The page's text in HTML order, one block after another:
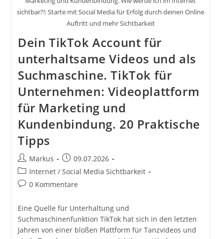
sichtbar?!: Starte mit Social Media für Erfolg durch deinen Online
Auftritt und mehr Sichtbarkeit
Dein TikTok Account für
unterhaltsame Videos und als
Suchmaschine. TikTok für
Unternehmen: Videoplattform
für Marketing und
Kundenbindung. 20 Praktische
Tipps
Beitrags-
Autor:
Markus
Beitrag
veröffentlicht:
09.07.2026
Beitrags-
Kategorie:
Internet / Social Media Sichtbarkeit
Beitrags-
0 Kommentare
Eine Quelle für Unterhaltung und
Suchmaschinenfunktion TikTok hat sich in den letzten
Jahren von einer bloßen Plattform für Tanzvideos und